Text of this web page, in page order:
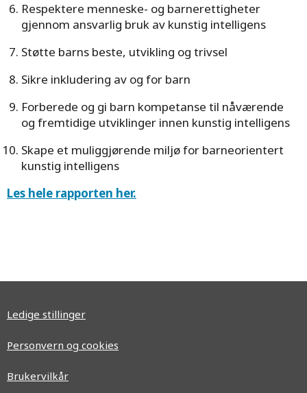
Respektere menneske- og barnerettigheter
gjennom ansvarlig bruk av kunstig intelligens
Støtte barns beste, utvikling og trivsel
Sikre inkludering av og for barn
Forberede og gi barn kompetanse til nåværende
og fremtidige utviklinger innen kunstig intelligens
Skape et muliggjørende miljø for barneorientert
kunstig intelligens
Les hele rapporten her.
Ledige stillinger
Personvern og cookies
Brukervilkår